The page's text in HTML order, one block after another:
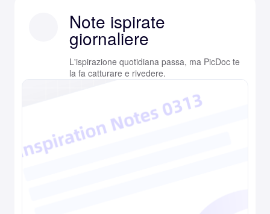
Note ispirate
giornaliere
L'ispirazione quotidiana passa, ma PicDoc te
la fa catturare e rivedere.